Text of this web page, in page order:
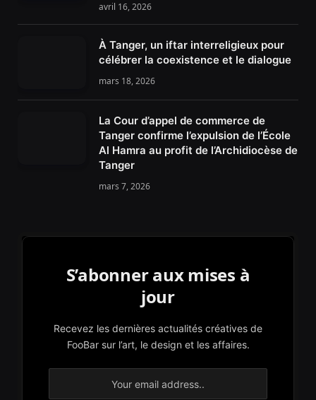
avril 16, 2026
À Tanger, un iftar interreligieux pour
célébrer la coexistence et le dialogue
mars 18, 2026
La Cour d’appel de commerce de
Tanger confirme l’expulsion de l’École
Al Hamra au profit de l’Archidiocèse de
Tanger
mars 7, 2026
S’abonner aux mises à
jour
Recevez les dernières actualités créatives de
FooBar sur l’art, le design et les affaires.